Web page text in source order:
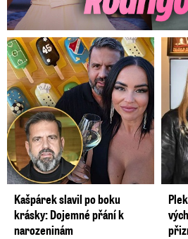
Kašpárek slavil po boku
krásky: Dojemné přání k
narozeninám